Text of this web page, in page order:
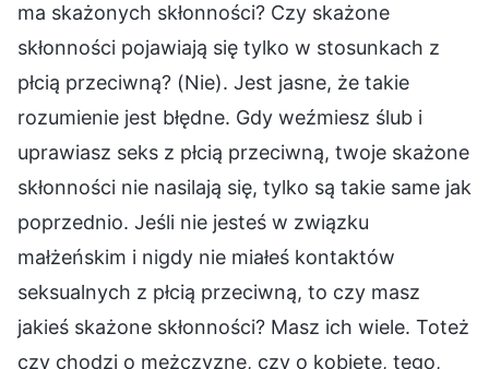
ma skażonych skłonności? Czy skażone
skłonności pojawiają się tylko w stosunkach z
płcią przeciwną? (Nie). Jest jasne, że takie
rozumienie jest błędne. Gdy weźmiesz ślub i
uprawiasz seks z płcią przeciwną, twoje skażone
skłonności nie nasilają się, tylko są takie same jak
poprzednio. Jeśli nie jesteś w związku
małżeńskim i nigdy nie miałeś kontaktów
seksualnych z płcią przeciwną, to czy masz
jakieś skażone skłonności? Masz ich wiele. Toteż
czy chodzi o mężczyznę, czy o kobietę, tego,